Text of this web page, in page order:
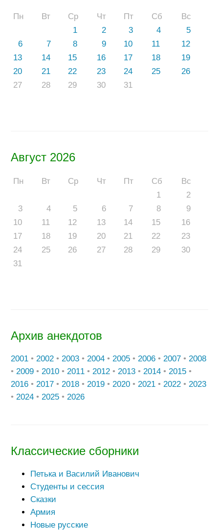
Пн Вт Ср Чт Пт Сб
Вс
1
2 3 4
5
6
7 8 9 10 11
12
13
14 15 16 17 18
19
20
21 22 23 24 25
26
27
28 29 30 31
Август 2026
Пн Вт Ср Чт Пт Сб
Вс
1
2
3
4 5 6 7 8
9
10
11 12 13 14 15
16
17
18 19 20 21 22
23
24
25 26 27 28 29
30
31
Архив анекдотов
2001 • 2002 • 2003 • 2004 • 2005 • 2006 • 2007 • 2008
• 2009 • 2010 • 2011 • 2012 • 2013 • 2014 • 2015 •
2016 • 2017 • 2018 • 2019 • 2020 • 2021 • 2022 • 2023
• 2024 • 2025 • 2026
Классические сборники
Петька и Василий Иванович
Студенты и сессия
Сказки
Армия
Новые русские